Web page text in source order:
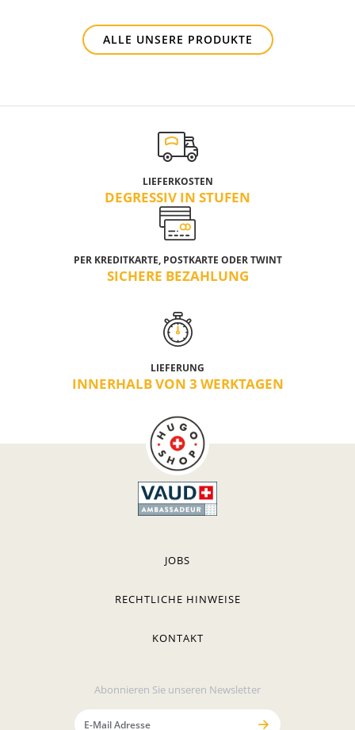
ALLE UNSERE PRODUKTE
LIEFERKOSTEN
DEGRESSIV IN STUFEN
PER KREDITKARTE, POSTKARTE ODER TWINT
SICHERE BEZAHLUNG
LIEFERUNG
INNERHALB VON 3 WERKTAGEN
JOBS
RECHTLICHE HINWEISE
KONTAKT
Abonnieren Sie unseren Newsletter